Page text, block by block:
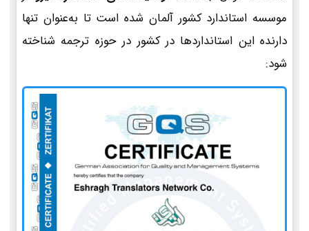
موسسه استاندارد کشور آلمان شده است تا به‌عنوان تنها
دارنده این استانداردها در کشور در حوزه ترجمه شناخته
شود: